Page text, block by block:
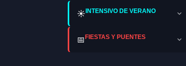
☀️INTENSIVO DE VERANO
📅FIESTAS Y PUENTES